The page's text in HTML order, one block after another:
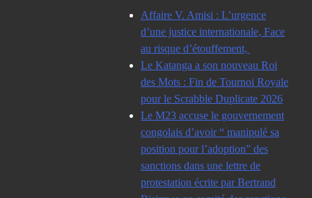
Affaire V. Amisi : L’urgence
d’une justice internationale, Face
au risque d’étouffement,
Le Katanga a son nouveau Roi
des Mots : Fin de Tournoi Royale
pour le Scrabble Duplicate 2026
Le M23 accuse le gouvernement
congolais d’avoir “ manipulé sa
position pour l’adoption” des
sanctions dans une lettre de
protestation écrite par Bertrand